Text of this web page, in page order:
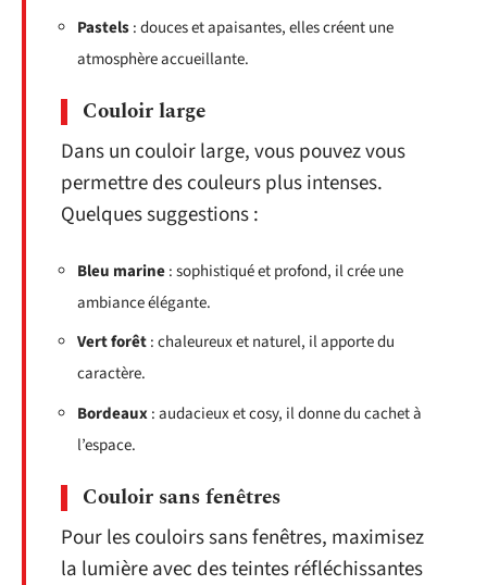
Pastels: douces et apaisantes, elles créent une
atmosphère accueillante.
Couloir large
Dans un couloir large, vous pouvez vous
permettre des couleurs plus intenses.
Quelques suggestions :
Bleu marine: sophistiqué et profond, il crée une
ambiance élégante.
Vert forêt: chaleureux et naturel, il apporte du
caractère.
Bordeaux: audacieux et cosy, il donne du cachet à
l’espace.
Couloir sans fenêtres
Pour les couloirs sans fenêtres, maximisez
la lumière avec des teintes réfléchissantes